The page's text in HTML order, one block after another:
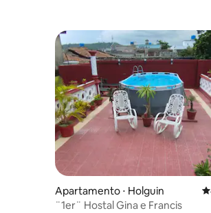
Apartamento ⋅ Holguin
¨1er¨ Hostal Gina e Francis